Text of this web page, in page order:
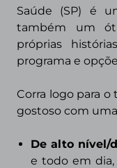
Saúde (SP) é
também um
próprias
programa e
Corra logo para
gostoso com
De alto nível/
e todo em dia,